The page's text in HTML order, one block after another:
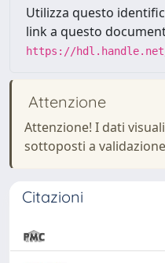
Utilizza questo
link a questo
https://hdl.handle.net/
Attenzione
Attenzione! I dati
sottoposti a
Citazioni